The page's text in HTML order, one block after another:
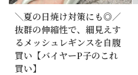
＼夏の日焼け対策にも◎／
抜群の伸縮性で、細見えす
るメッシュレギンスを自腹
買い【バイヤーP子のこれ
買い】